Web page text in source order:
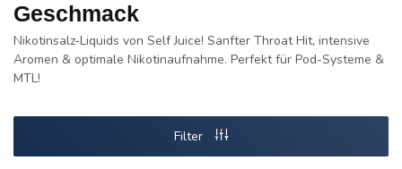
Geschmack
Nikotinsalz-Liquids von Self Juice! Sanfter Throat Hit, intensive
Aromen & optimale Nikotinaufnahme. Perfekt für Pod-Systeme &
MTL!
Filter